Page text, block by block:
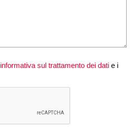
informativa sul trattamento dei dati e i